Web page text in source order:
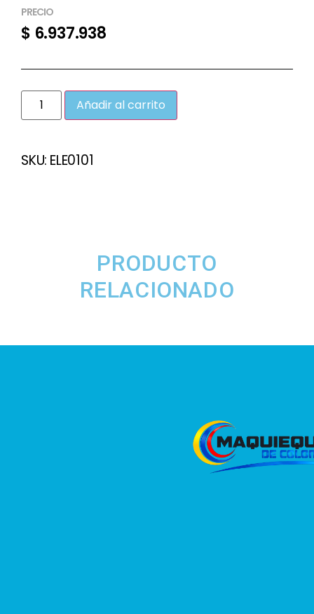
PRECIO
$ 6.937.938
Añadir al carrito
SKU: ELE0101
PRODUCTO
RELACIONADO